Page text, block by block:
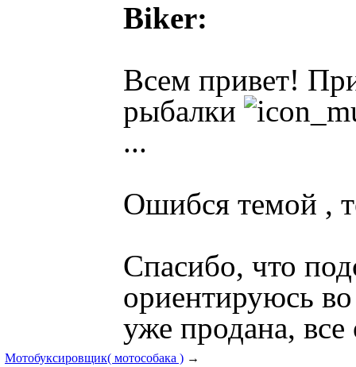
Biker:
Всем привет!
рыбалки
...
Ошибся темой ,
Спасибо, что
ориентируюсь во
уже продана, все
Мотобуксировщик( мотособака ) →